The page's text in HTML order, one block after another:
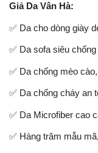
Giả Da Vân Hà:
✅ Da cho dòng giày
✅ Da sofa siêu
✅ Da chống mèo
✅ Da chống cháy an
✅ Da Microfiber cao
✅ Hàng trăm mẫu